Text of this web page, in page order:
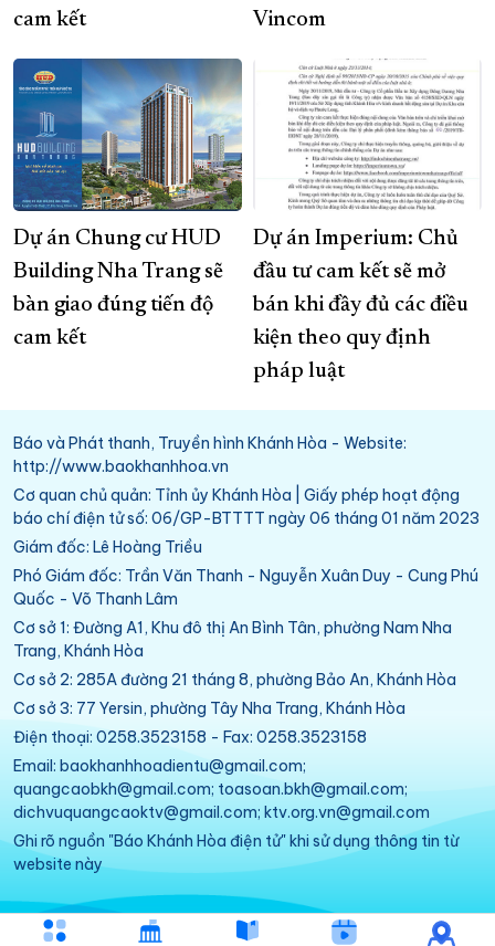
cam kết
Vincom
Dự án Chung cư HUD
Building Nha Trang sẽ
bàn giao đúng tiến độ
cam kết
Dự án Imperium: Chủ
đầu tư cam kết sẽ mở
bán khi đầy đủ các điều
kiện theo quy định
pháp luật
Báo và Phát thanh, Truyền hình Khánh Hòa - Website:
http://www.baokhanhhoa.vn
Cơ quan chủ quản: Tỉnh ủy Khánh Hòa | Giấy phép hoạt động
báo chí điện tử số: 06/GP-BTTTT ngày 06 tháng 01 năm 2023
Giám đốc: Lê Hoàng Triều
Phó Giám đốc: Trần Văn Thanh - Nguyễn Xuân Duy - Cung Phú
Quốc - Võ Thanh Lâm
Cơ sở 1: Đường A1, Khu đô thị An Bình Tân, phường Nam Nha
Trang, Khánh Hòa
Cơ sở 2: 285A đường 21 tháng 8, phường Bảo An, Khánh Hòa
Cơ sở 3: 77 Yersin, phường Tây Nha Trang, Khánh Hòa
Điện thoại: 0258.3523158 - Fax: 0258.3523158
Email: baokhanhhoadientu@gmail.com;
quangcaobkh@gmail.com; toasoan.bkh@gmail.com;
dichvuquangcaoktv@gmail.com; ktv.org.vn@gmail.com
Ghi rõ nguồn "Báo Khánh Hòa điện tử" khi sử dụng thông tin từ
website này